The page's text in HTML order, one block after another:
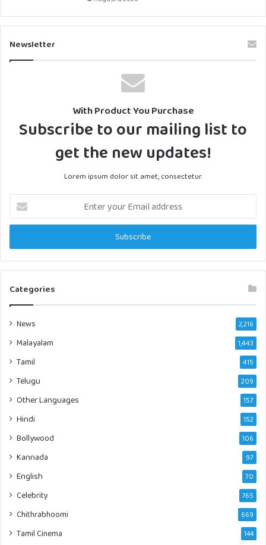
Newsletter
With Product You Purchase
Subscribe to our mailing list to
get the new updates!
Lorem ipsum dolor sit amet, consectetur.
Enter
your
Email
Categories
News 2,216
Malayalam 1,443
Tamil 415
Telugu 209
Other Languages 157
Hindi 152
Bollywood 106
Kannada 97
English 70
Celebrity 765
Chithrabhoomi 669
Tamil Cinema 144